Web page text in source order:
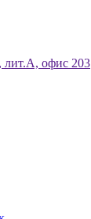
лит.А, офис 203